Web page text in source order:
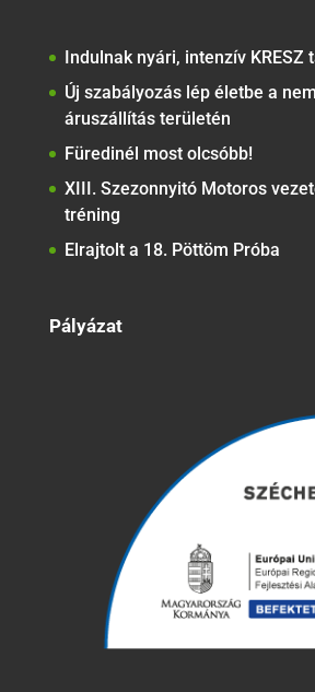
Indulnak nyári, intenzív
Új szabályozás lép életbe a
áruszállítás területén
Füredinél most olcsóbb!
XIII. Szezonnyitó Motoros
tréning
Elrajtolt a 18. Pöttöm Próba
Pályázat